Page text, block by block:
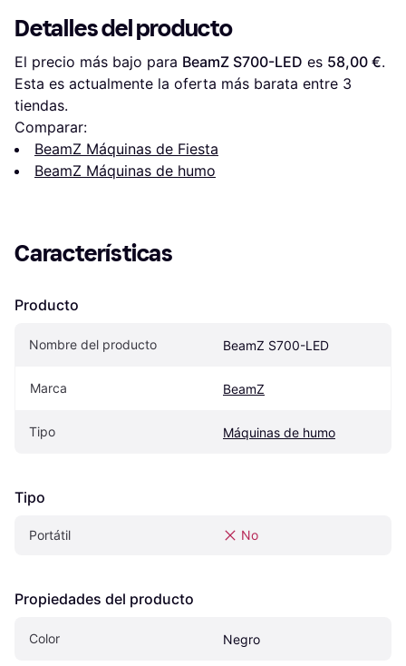
Detalles del producto
El precio más bajo para BeamZ S700-LED es 58,00 €.
Esta es actualmente la oferta más barata entre 3
tiendas.
Comparar:
BeamZ Máquinas de Fiesta
BeamZ Máquinas de humo
Características
Producto
Nombre del producto BeamZ S700-LED
Marca BeamZ
Tipo Máquinas de humo
Tipo
Portátil No
Propiedades del producto
Color Negro